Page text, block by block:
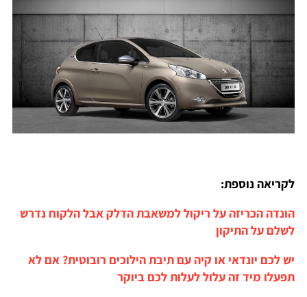
לקריאה נוספת:
הונדה הכריזה על ריקול למשאבת הדלק אבל הלקוח נדרש
לשלם על התיקון
יש לכם יונדאי או קיה עם תיבת הילוכים רובוטית? אם לא
תפעלו מיד זה עלול לעלות לכם ביוקר